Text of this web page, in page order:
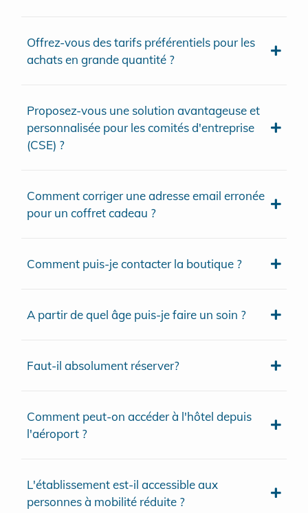
Offrez-vous des tarifs préférentiels pour les
achats en grande quantité ?
Proposez-vous une solution avantageuse et
personnalisée pour les comités d'entreprise
(CSE) ?
Comment corriger une adresse email erronée
pour un coffret cadeau ?
Comment puis-je contacter la boutique ?
A partir de quel âge puis-je faire un soin ?
Faut-il absolument réserver?
Comment peut-on accéder à l'hôtel depuis
l'aéroport ?
L'établissement est-il accessible aux
personnes à mobilité réduite ?